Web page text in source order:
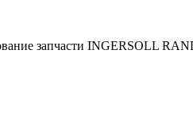
запчасти INGERSOLL